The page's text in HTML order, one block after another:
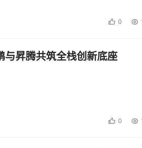
化需求的路径，轮廓愈发清晰。作为
题，其意义已超出单一电站或模型本
数字化转型与智能时代的包容发展，
0
与昇腾共筑全栈创新底座
0